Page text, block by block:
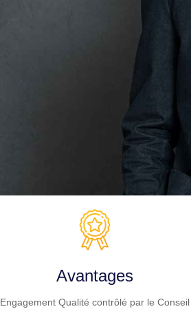
Avantages
Engagement Qualité contrôlé par le Conseil